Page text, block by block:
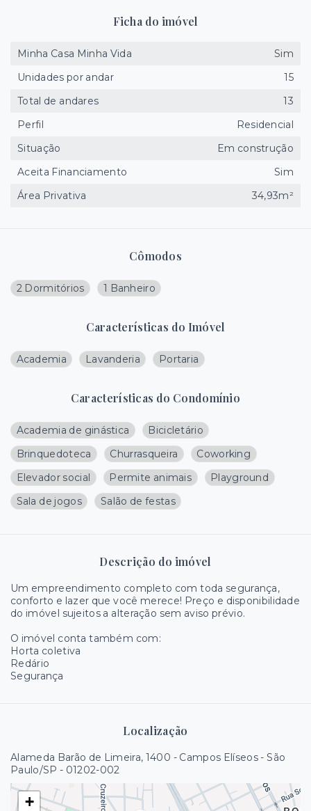
Cômodos
2 Dormitórios 1 Banheiro
Características do Imóvel
Academia Lavanderia Portaria
Características do Condomínio
Academia de ginástica
Bicicletário
Brinquedoteca
Churrasqueira
Coworking
Elevador social
Permite animais
Playground
Sala de jogos
Salão de festas
Descrição do imóvel
Um empreendimento completo com toda segurança,
conforto e lazer que você merece! Preço e disponibilidade
do imóvel sujeitos a alteração sem aviso prévio.
O imóvel conta também com:
Horta coletiva
Redário
Segurança
Localização
Alameda Barão de Limeira, 1400 - Campos Elíseos - São
Paulo/SP - 01202-002
+
Ficha do imóvel
Minha Casa Minha Vida
Sim
Unidades por andar
15
Total de andares
13
Perfil
Residencial
Situação
Em construção
Aceita Financiamento
Sim
Área Privativa
34,93m²